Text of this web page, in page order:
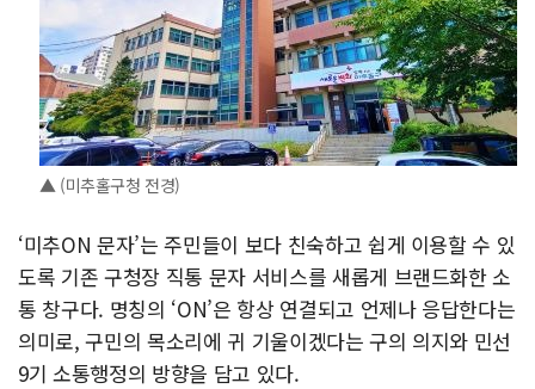
▲ (미추홀구청 전경)
‘미추ON 문자’는 주민들이 보다 친숙하고 쉽게 이용할 수 있
도록 기존 구청장 직통 문자 서비스를 새롭게 브랜드화한 소
통 창구다. 명칭의 ‘ON’은 항상 연결되고 언제나 응답한다는
의미로, 구민의 목소리에 귀 기울이겠다는 구의 의지와 민선
9기 소통행정의 방향을 담고 있다.